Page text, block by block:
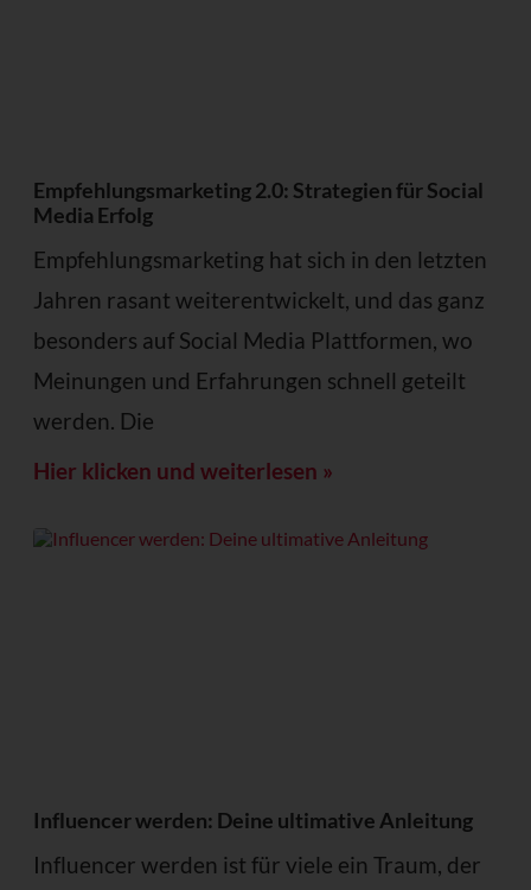
Empfehlungsmarketing 2.0: Strategien für Social
Media Erfolg
Empfehlungsmarketing hat sich in den letzten
Jahren rasant weiterentwickelt, und das ganz
besonders auf Social Media Plattformen, wo
Meinungen und Erfahrungen schnell geteilt
werden. Die
Hier klicken und weiterlesen »
Influencer werden: Deine ultimative Anleitung
Influencer werden ist für viele ein Traum, der